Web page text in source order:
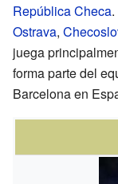
República Checa
Ostrava,
juega
forma parte del
Barcelona en